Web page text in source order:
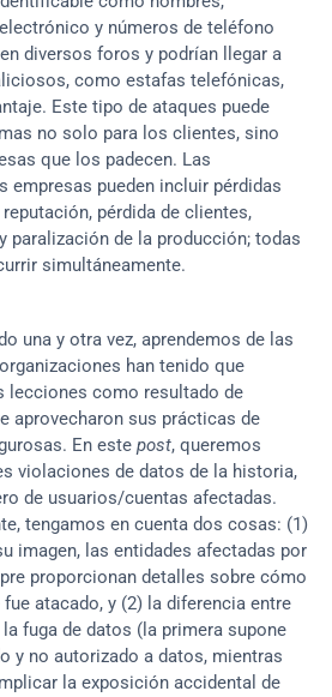
y números de teléfono
diversos foros y podrían llegar a
como estafas telefónicas,
Este tipo de ataques puede
no solo para los clientes, sino
que los padecen. Las
empresas pueden incluir pérdidas
pérdida de clientes,
paralización de la producción; todas
simultáneamente.
una y otra vez, aprendemos de las
han tenido que
lecciones como resultado de
aprovecharon sus prácticas de
En este post, queremos
violaciones de datos de la historia,
de usuarios/cuentas afectadas.
tengamos en cuenta dos cosas: (1)
imagen, las entidades afectadas por
proporcionan detalles sobre cómo
atacado, y (2) la diferencia entre
fuga de datos (la primera supone
y no autorizado a datos, mientras
la exposición accidental de